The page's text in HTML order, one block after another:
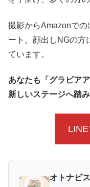
撮影からAmazonで
ート。顔出しNGの方
ています。
あなたも「グラビア
新しいステージへ踏
オトナビ